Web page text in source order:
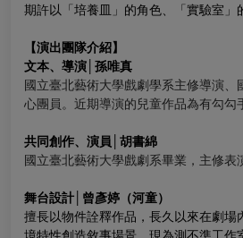
期許以「培養皿」的角色、「實驗室」
【演出團隊介紹】
文本、導演│孫唯真
國立臺北藝術大學戲劇學系主修導演
心團員。近期導演的兒童作品為有勾勾
共同創作、演員│胡書綿
國立臺北藝術大學戲劇系畢業， 主修表
舞台設計│曾彥婷（河童）
擅長以物件詮釋作品，長久以來在劇
境特性創造敘事場景。現為測不準工作